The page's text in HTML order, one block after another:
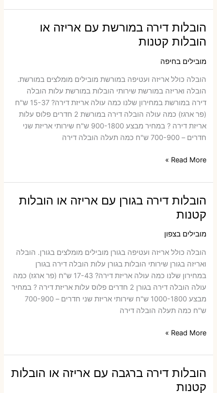
בחורפיש
אריזה
או
הובלות
הובלות דירה במורשת עם אריזה או
הובלות קטנות
מובילים בחיפה
הובלה כולל אריזה ועטיפה במורשת ‫מובילים מומלצים במורשת.
הובלה ואריזה במורשת שירותי הובלות במורשת עלות הובלה
דירה במורשת במחירון שלנו כמה עולה אריזת דירה​? 15-37 ש"ח
(פר ארגז) כמה עולה הובלה דירה במורשת 2 חדרים פלוס עלות
אריזת דירה ? במחיר מבצע 900-1800 ש"ח שירותי אריזת שני
חדרים – 700-900 ש"ח כמה תעלה הובלה דירה
הובלות
במורשת
אריזה
או
הובלות
Read More »
הובלות דירה בגורן עם אריזה או הובלות
קטנות
מובילים בצפון
הובלה כולל אריזה ועטיפה בגורן ‫מובילים מומלצים בגורן. הובלה
ואריזה בגורן שירותי הובלות בגורן עלות הובלה דירה בגורן
במחירון שלנו כמה עולה אריזת דירה​? 17-43 ש"ח (פר ארגז) כמה
עולה הובלה דירה בגורן 2 חדרים פלוס עלות אריזת דירה ? במחיר
מבצע 1000-1800 ש"ח שירותי אריזת שני חדרים – 700-900
ש"ח כמה תעלה הובלה דירה
הובלות
בגורן
אריזה
או
Read More »
הובלות דירה ברגבה עם אריזה או הובלות
קטנות